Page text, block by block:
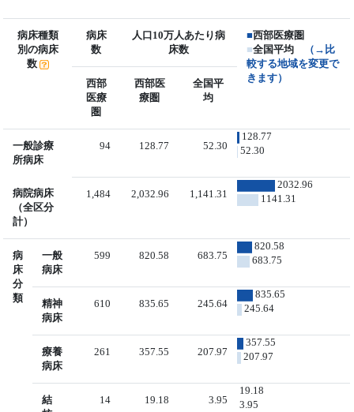
病床種類
別の病床
数
病床
数
人口10万人あたり病
床数
■西部医療圏
■全国平均
（→比
較する地域を変更で
きます）
西部
医療
圏
西部医
療圏
全国平
均
一般診療
所病床
94 128.77 52.30
128.77
52.30
病院病床
（全区分
計）
1,484 2,032.96 1,141.31
2032.96
1141.31
病
床
分
類
一般
病床
599 820.58 683.75
820.58
683.75
精神
病床
610 835.65 245.64
835.65
245.64
療養
病床
261 357.55 207.97
357.55
207.97
結
14 19.18 3.95
19.18
3.95